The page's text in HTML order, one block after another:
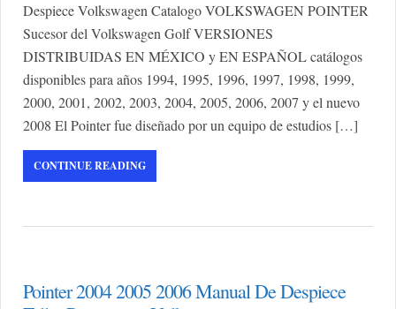
Despiece Volkswagen Catalogo VOLKSWAGEN POINTER
Sucesor del Volkswagen Golf VERSIONES
DISTRIBUIDAS EN MÉXICO y EN ESPAÑOL catálogos
disponibles para años 1994, 1995, 1996, 1997, 1998, 1999,
2000, 2001, 2002, 2003, 2004, 2005, 2006, 2007 y el nuevo
2008 El Pointer fue diseñado por un equipo de estudios […]
CONTINUE READING
Pointer 2004 2005 2006 Manual De Despiece